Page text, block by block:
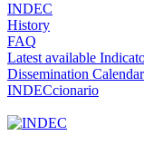
INDEC
History
FAQ
Latest available
Dissemination Calendar
INDECcionario